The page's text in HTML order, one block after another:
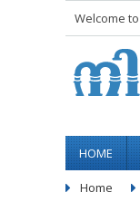
Welcome to
HOME
Home